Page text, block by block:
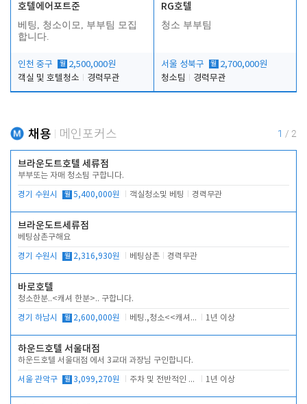
호텔에어포트준
베팅, 청소이모, 부부팀 모집
합니다.
인천 중구 월 2,500,000원
객실 및 호텔청소
경력무관
RG호텔
청소 부부팀
서울 성북구 월 2,700,000원
청소팀
경력무관
채용 메인포커스 1 / 2
브라운도트호텔 세류점
부부또는 자매 청소팀 구합니다.
경기 수원시 월 5,400,000원 객실청소및 베팅 경력무관
브라운도트세류점
베팅삼촌구해요
경기 수원시 월 2,316,930원 베팅삼촌 경력무관
바로호텔
청소한분..<캐셔 한분>.. 구합니다.
경기 하남시 월 2,600,000원 베팅.,청소<<캐셔 모셔봅니다. 1년 이상
하운드호텔 서울대점
하운드호텔 서울대점 에서 3교대 과장님 구인합니다.
서울 관악구 월 3,099,270원 주차 및 전반적인 당번업무 1년 이상